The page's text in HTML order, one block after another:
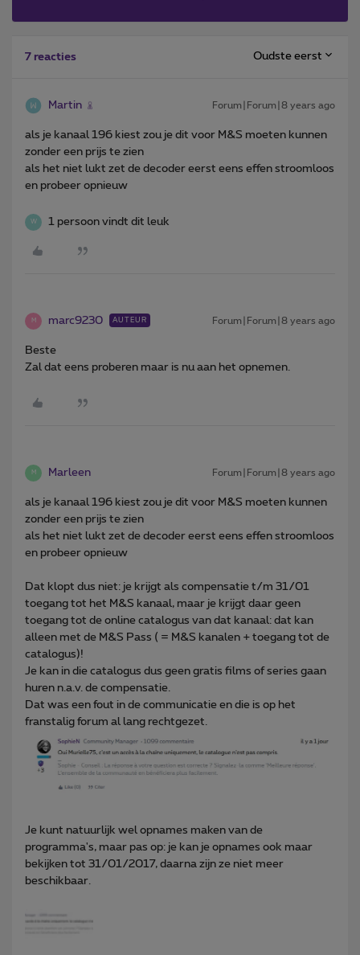
7 reacties Oudste eerst
Martin Forum|Forum|8 years ago
als je kanaal 196 kiest zou je dit voor M&S moeten kunnen
zonder een prijs te zien
als het niet lukt zet de decoder eerst eens effen stroomloos
en probeer opnieuw
W 1 persoon vindt dit leuk
M marc9230 AUTEUR Forum|Forum|8 years ago
Beste
Zal dat eens proberen maar is nu aan het opnemen.
M Marleen Forum|Forum|8 years ago
als je kanaal 196 kiest zou je dit voor M&S moeten kunnen
zonder een prijs te zien
als het niet lukt zet de decoder eerst eens effen stroomloos
en probeer opnieuw
Dat klopt dus niet: je krijgt als compensatie t/m 31/01
toegang tot het M&S kanaal, maar je krijgt daar geen
toegang tot de online catalogus van dat kanaal: dat kan
alleen met de M&S Pass ( = M&S kanalen + toegang tot de
catalogus)!
Je kan in die catalogus dus geen gratis films of series gaan
huren n.a.v. de compensatie.
Dat was een fout in de communicatie en die is op het
franstalig forum al lang rechtgezet.
Je kunt natuurlijk wel opnames maken van de
programma's, maar pas op: je kan je opnames ook maar
bekijken tot 31/01/2017, daarna zijn ze niet meer
beschikbaar.